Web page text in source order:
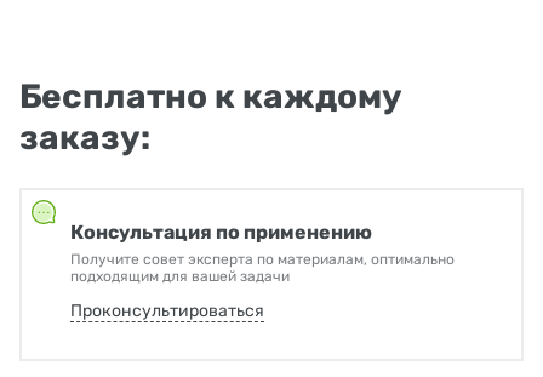
Бесплатно к каждому
заказу:
Консультация по применению
Получите совет эксперта по материалам, оптимально
подходящим для вашей задачи
Проконсультироваться